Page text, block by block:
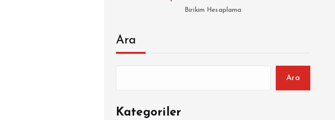
Birikim Hesaplama
Ara
Ara
Kategoriler